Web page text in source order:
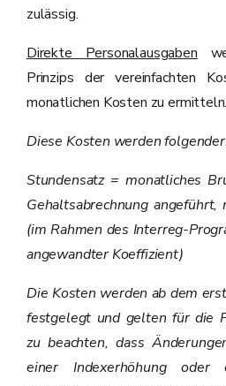
zulässig.
Direkte Personalausgaben
Prinzips der vereinfachten
monatlichen Kosten zu ermitteln.
Diese Kosten werden
Stundensatz = monatliches
Gehaltsabrechnung
(im Rahmen des Interreg-
angewandter Koeffizient)
Die Kosten werden ab dem
festgelegt und gelten für die
zu beachten, dass
einer Indexerhöhung